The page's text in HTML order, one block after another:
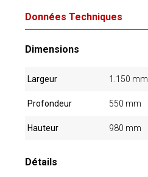
Données Techniques
Dimensions
Largeur 1.150 mm
Profondeur 550 mm
Hauteur 980 mm
Détails